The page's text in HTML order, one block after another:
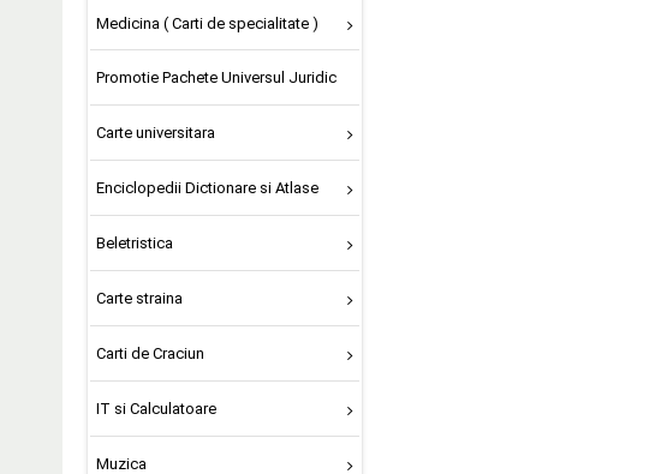
Medicina ( Carti de specialitate )
Promotie Pachete Universul Juridic
Carte universitara
Enciclopedii Dictionare si Atlase
Beletristica
Carte straina
Carti de Craciun
IT si Calculatoare
Muzica